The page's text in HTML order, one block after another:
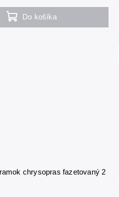
Do košíka
chrysopras fazetovaný 2